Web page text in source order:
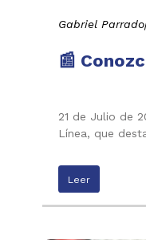
Gabriel Parrado|
📰
21 de Julio de
Línea, que
Leer